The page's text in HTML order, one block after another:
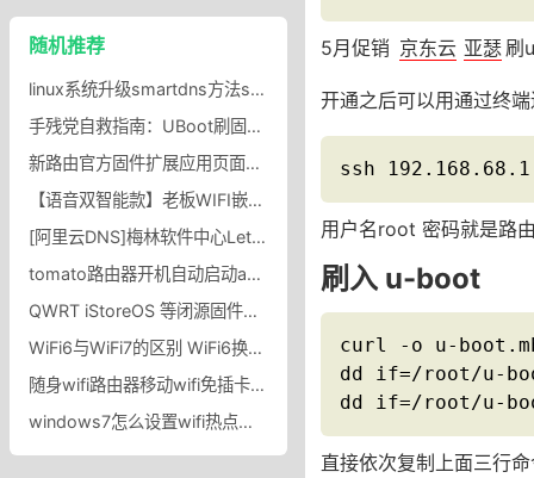
支持NAT1高格
随机推荐
linux系统升级smartdns方法smartdns安装后怎么升级
手残党自救指南：UBoot刷固件翻车？UBoot更新失败分区炸了照样救！
新路由官方固件扩展应用页面打不开，新路由社区打不开怎么回事？
【语音双智能款】老板WIFI嵌入式家用蒸烤炸一体机CQ9162X蒸烤箱_老板官方旗舰店
[阿里云DNS]梅林软件中心Let's Encrypt申请证书失败,梅林Let's Encrypt申请不到证书解决
tomato路由器开机自动启动adbyby设置方法
QWRT iStoreOS 等闭源固件遇到的OpenVPN跨节点互访问题
WiFi6与WiFi7的区别 WiFi6换成WiFi7的路由器，提升在哪里？
随身wifi路由器移动wifi免插卡物联网专用4g电信卡无线网卡_百果门旗舰店
windows7怎么设置wifi热点？Win7系统设置WiFi热点
5月促销 京东云 亚瑟 刷
开通之后可以用通过终
ssh 192.168.68.1
用户名root 密码就是路
刷入 u-boot
curl -o u-
dd if=/root/u-
dd if=/root/u-
直接依次复制上面三行